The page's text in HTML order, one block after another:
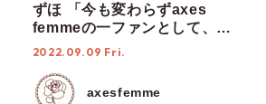
ずほ 「今も変わらずaxes
femmeの一ファンとして、魅
力を届けていきたい」
2022.09.09 Fri.
axesfemme